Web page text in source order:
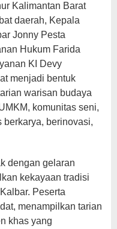
Kalimantan Barat
daerah, Kepala
Jonny Pesta
Hukum Farida
KI Devy
menjadi bentuk
warisan budaya
komunitas seni,
berkarya, berinovasi,
dengan gelaran
kekayaan tradisi
Peserta
menampilkan tarian
khas yang